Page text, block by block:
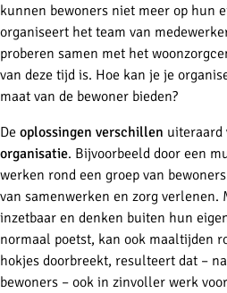
kunnen bewoners niet meer op hun
organiseert het team van
proberen samen met het
van deze tijd is. Hoe kan je je
maat van de bewoner bieden?
De oplossingen verschillen uiteraard
organisatie. Bijvoorbeeld door een
werken rond een groep van
van samenwerken en zorg verlenen.
inzetbaar en denken buiten hun
normaal poetst, kan ook maaltijden
hokjes doorbreekt, resulteert dat ­–
bewoners – ook in zinvoller werk